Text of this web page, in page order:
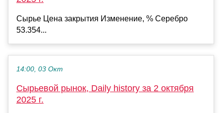
Сырье Цена закрытия Изменение, % Серебро
53.354...
14:00, 03 Окт
Сырьевой рынок, Daily history за 2 октября
2025 г.